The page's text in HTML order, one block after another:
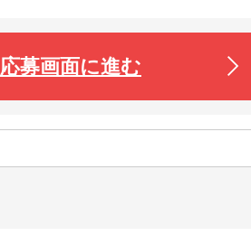
応募画面に進む